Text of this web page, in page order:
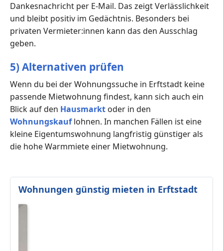
Dankesnachricht per E-Mail. Das zeigt Verlässlichkeit
und bleibt positiv im Gedächtnis. Besonders bei
privaten Vermieter:innen kann das den Ausschlag
geben.
5) Alternativen prüfen
Wenn du bei der Wohnungssuche in Erftstadt keine
passende Mietwohnung findest, kann sich auch ein
Blick auf den Hausmarkt oder in den
Wohnungskauflohnen. In manchen Fällen ist eine
kleine Eigentumswohnung langfristig günstiger als
die hohe Warmmiete einer Mietwohnung.
Wohnungen günstig mieten in Erftstadt